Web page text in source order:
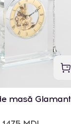
masă Glamant